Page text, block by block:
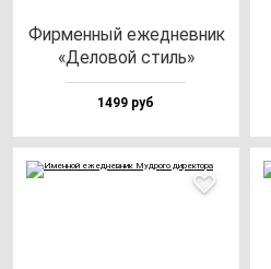
Фир­мен­ный ежед­нев­ник
«Дело­вой стиль»
1499 руб